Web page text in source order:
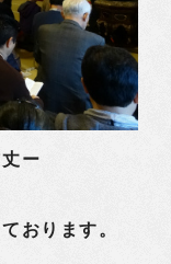
ー
おります。